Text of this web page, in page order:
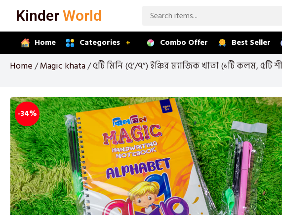
Kinder World
Home Categories + Combo Offer Best Seller
Home/Magic khata/ ৫টি মিনি (৫’/৭”) ইঞ্চির ম্যাজিক খাতা (১টি কলম, ৫টি
-34%